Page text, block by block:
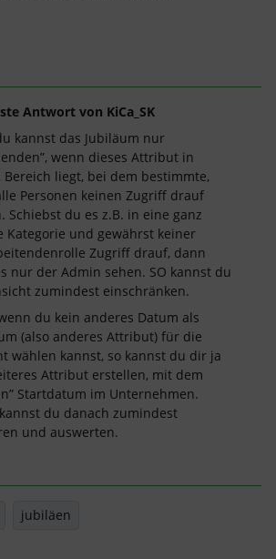
Antwort von KiCa_SK
kannst das Jubiläum nur
wenn dieses Attribut in
Bereich liegt, bei dem bestimmte,
Personen keinen Zugriff drauf
Schiebst du es z.B. in eine ganz
Kategorie und gewährst keiner
Zugriff drauf, dann
nur der Admin sehen. SO kannst du
zumindest einschränken.
du kein anderes Datum als
(also anderes Attribut) für die
wählen kannst, so kannst du dir ja
Attribut erstellen, mit dem
Startdatum im Unternehmen.
du danach zumindest
und auswerten.
jubiläen